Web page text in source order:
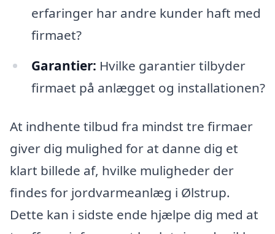
erfaringer har andre kunder haft med
firmaet?
Garantier: Hvilke garantier tilbyder
firmaet på anlægget og installationen?
At indhente tilbud fra mindst tre firmaer
giver dig mulighed for at danne dig et
klart billede af, hvilke muligheder der
findes for jordvarmeanlæg i Ølstrup.
Dette kan i sidste ende hjælpe dig med at